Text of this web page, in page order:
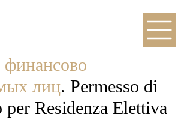
финансово
лиц. Permesso di
per Residenza Elettiva